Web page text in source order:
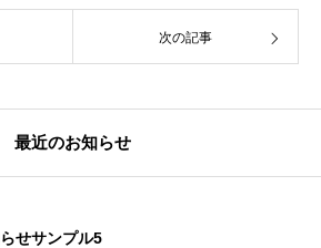
次の記事
最近のお知らせ
せサンプル5